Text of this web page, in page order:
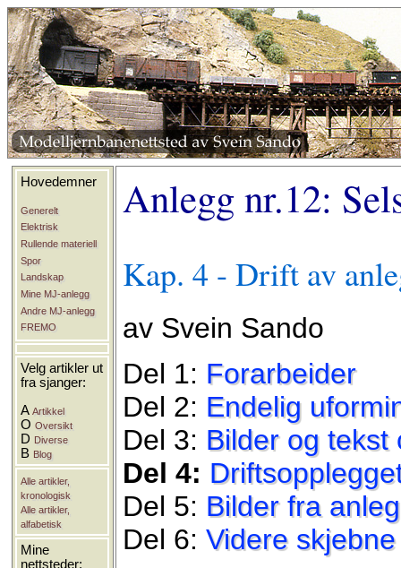
Hovedemner
Generelt
Elektrisk
Rullende materiell
Spor
Landskap
Mine MJ-anlegg
Andre MJ-anlegg
FREMO
Velg artikler ut
fra sjanger:
AArtikkel
OOversikt
D Diverse
B Blog
Alle artikler,
kronologisk
Alle artikler,
alfabetisk
Mine
nettsteder:
Anlegg nr.12:
Kap. 4 - Drift av
av Svein Sando
Del 1: Forarbeider
Del 2: Endelig
Del 3: Bilder og tekst
Del 4:
Del 5: Bilder fra
Del 6: Videre skjebne